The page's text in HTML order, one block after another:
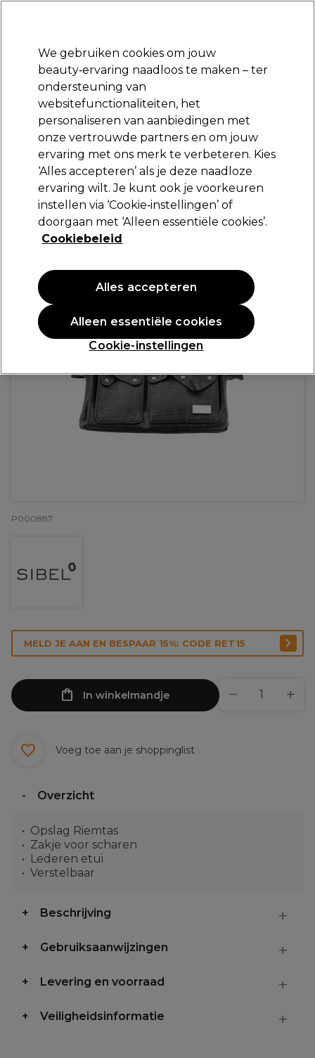
Aanmelden
Merken Deals Haar Elektra
Volgende dag geleverd*
Na verzending, maandag t/m vrijdag
Sibel Holster Belt 3 Croco Zwart
33,19 €
P000887
MELD JE AAN EN BESPAAR 15%: CODE RET15
In winkelmandje
Voeg toe aan je shoppinglist
Overzicht
Opslag Riemtas
Zakje voor scharen
Lederen etui
Verstelbaar
Beschrijving
Gebruiksaanwijzingen
Levering en voorraad
Veiligheidsinformatie
We gebruiken cookies om jouw
beauty‑ervaring naadloos te maken – ter
ondersteuning van
websitefunctionaliteiten, het
personaliseren van aanbiedingen met
onze vertrouwde partners en om jouw
ervaring met ons merk te verbeteren. Kies
‘Alles accepteren’ als je deze naadloze
ervaring wilt. Je kunt ook je voorkeuren
instellen via ‘Cookie‑instellingen’ of
doorgaan met ‘Alleen essentiële cookies’.
Cookiebeleid
Cookie-instellingen
Alleen essentiële cookies
Alles accepteren